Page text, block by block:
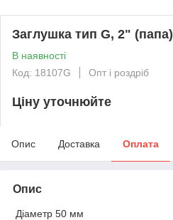
Заглушка тип G, 2" (папа)
В наявності
Код: 18107G
Опт і роздріб
Ціну уточнюйте
Опис Доставка Оплата
Опис
Діаметр 50 мм